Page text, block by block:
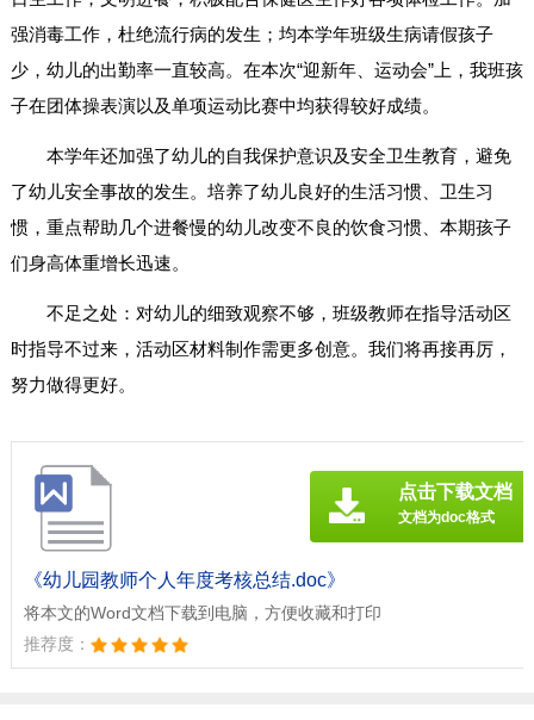
强消毒工作，杜绝流行病的发生；均本学年班级生病请假孩子
少，幼儿的出勤率一直较高。在本次“迎新年、运动会”上，我班孩
子在团体操表演以及单项运动比赛中均获得较好成绩。
本学年还加强了幼儿的自我保护意识及安全卫生教育，避免
了幼儿安全事故的发生。培养了幼儿良好的生活习惯、卫生习
惯，重点帮助几个进餐慢的幼儿改变不良的饮食习惯、本期孩子
们身高体重增长迅速。
不足之处：对幼儿的细致观察不够，班级教师在指导活动区
时指导不过来，活动区材料制作需更多创意。我们将再接再厉，
努力做得更好。
《幼儿园教师个人年度考核总结.doc》
将本文的Word文档下载到电脑，方便收藏和打印
推荐度：
点击下载文档
文档为doc格式